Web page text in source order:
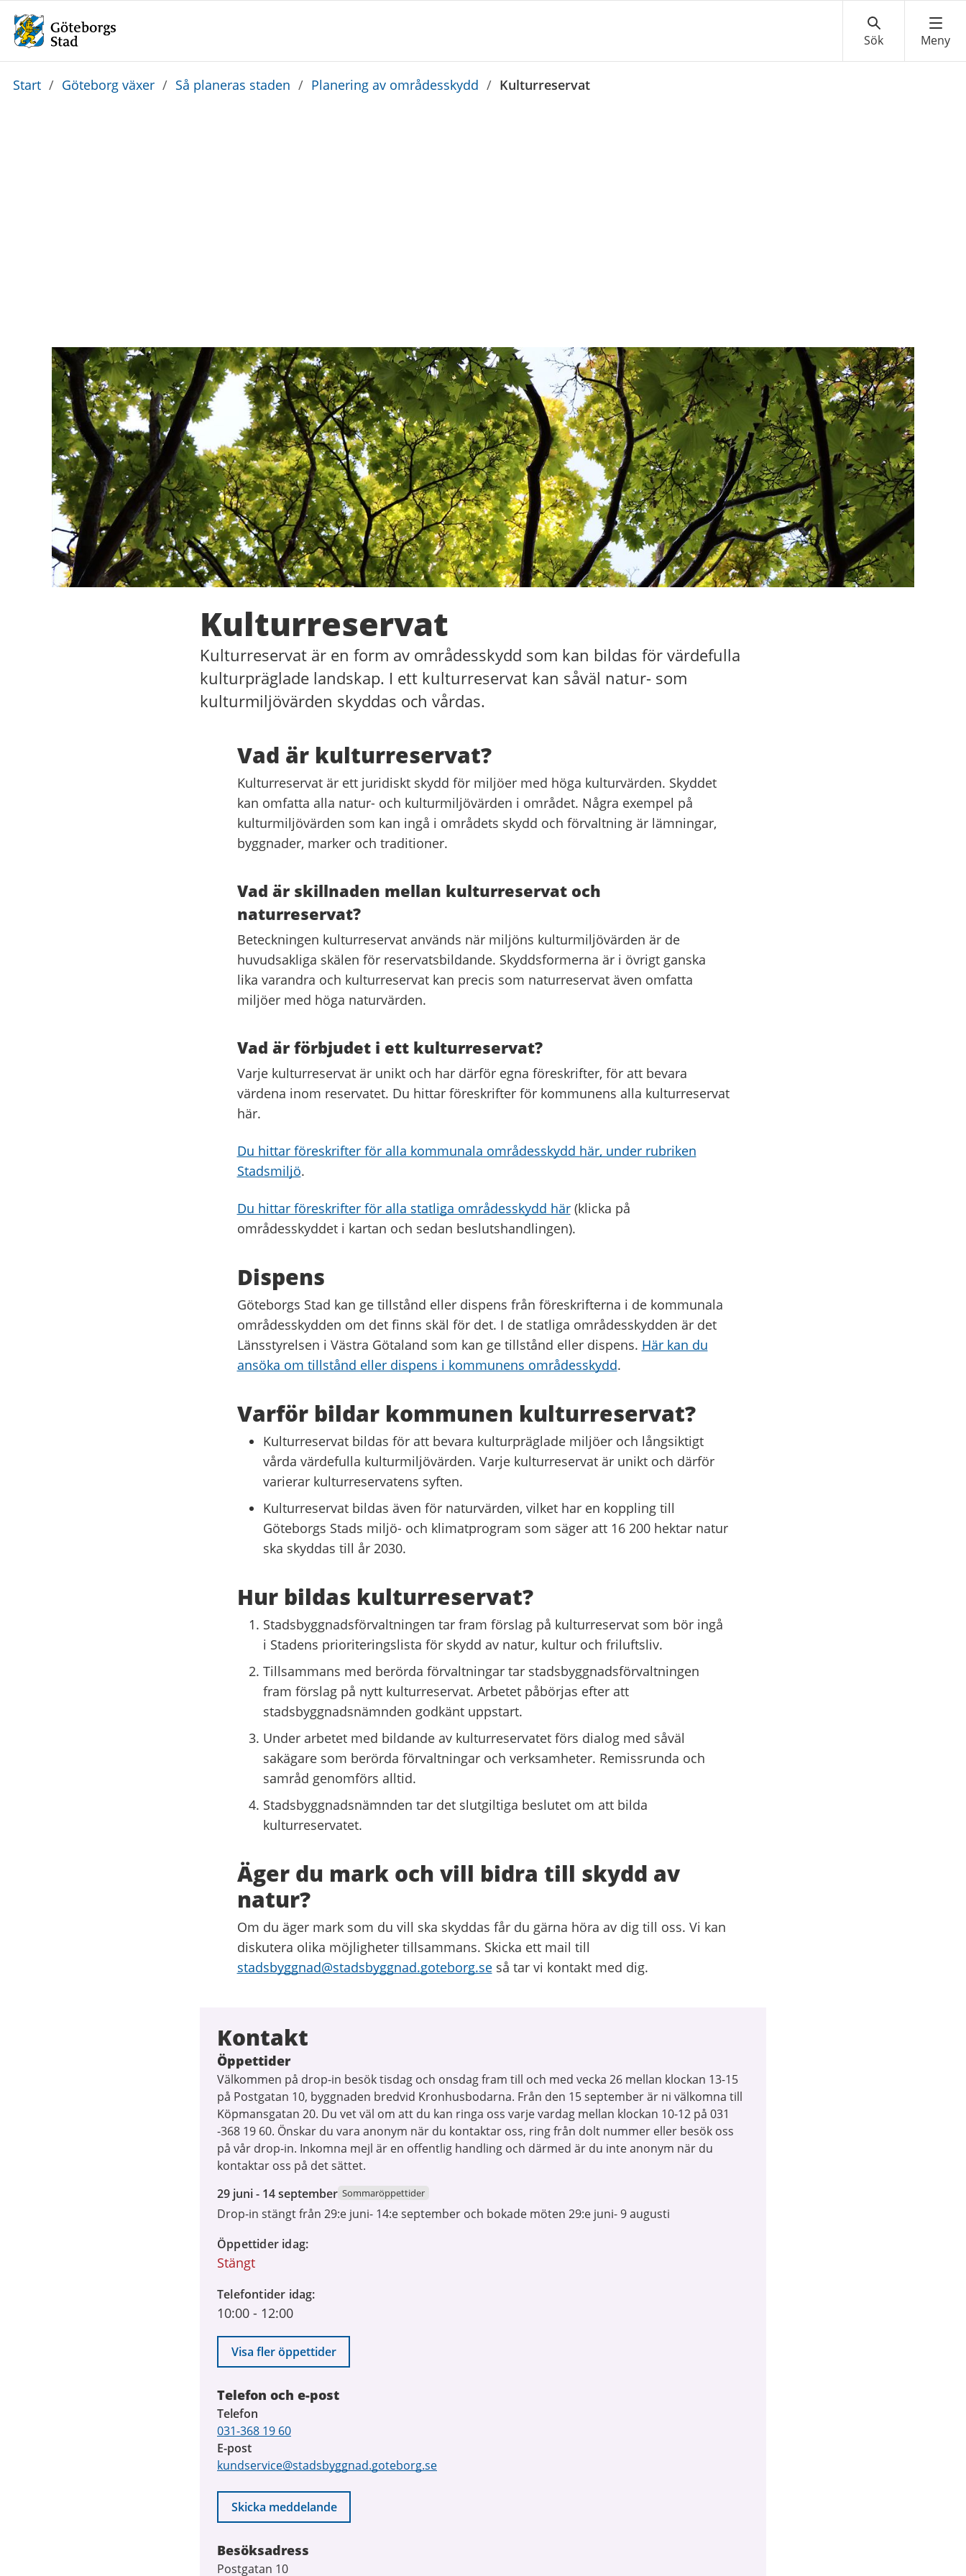
Du
Start / Göteborg växer / Så planeras staden / Planering av områdesskydd / Kulturreservat
Kulturreservat
Kulturreservat är en form av områdesskydd som kan bildas för värdefulla
kulturpräglade landskap. I ett kulturreservat kan såväl natur- som
kulturmiljövärden skyddas och vårdas.
Vad är kulturreservat?
Kulturreservat är ett juridiskt skydd för miljöer med höga kulturvärden. Skyddet
kan omfatta alla natur- och kulturmiljövärden i området. Några exempel på
kulturmiljövärden som kan ingå i områdets skydd och förvaltning är lämningar,
byggnader, marker och traditioner.
Vad är skillnaden mellan kulturreservat och
naturreservat?
Beteckningen kulturreservat används när miljöns kulturmiljövärden är de
huvudsakliga skälen för reservatsbildande. Skyddsformerna är i övrigt ganska
lika varandra och kulturreservat kan precis som naturreservat även omfatta
miljöer med höga naturvärden.
Vad är förbjudet i ett kulturreservat?
Varje kulturreservat är unikt och har därför egna föreskrifter, för att bevara
värdena inom reservatet. Du hittar föreskrifter för kommunens alla kulturreservat
här.
Du hittar föreskrifter för alla kommunala områdesskydd här, under rubriken
Stadsmiljö.
Du hittar föreskrifter för alla statliga områdesskydd här(klicka på
områdesskyddet i kartan och sedan beslutshandlingen).
Dispens
Göteborgs Stad kan ge tillstånd eller dispens från föreskrifterna i de kommunala
områdesskydden om det finns skäl för det. I de statliga områdesskydden är det
Länsstyrelsen i Västra Götaland som kan ge tillstånd eller dispens. Här kan du
ansöka om tillstånd eller dispens i kommunens områdesskydd.
Varför bildar kommunen kulturreservat?
Kulturreservat bildas för att bevara kulturpräglade miljöer och långsiktigt
vårda värdefulla kulturmiljövärden. Varje kulturreservat är unikt och därför
varierar kulturreservatens syften.
Kulturreservat bildas även för naturvärden, vilket har en koppling till
Göteborgs Stads miljö- och klimatprogram som säger att 16 200 hektar natur
ska skyddas till år 2030.
Hur bildas kulturreservat?
Stadsbyggnadsförvaltningen tar fram förslag på kulturreservat som bör ingå
i Stadens prioriteringslista för skydd av natur, kultur och friluftsliv.
Tillsammans med berörda förvaltningar tar stadsbyggnadsförvaltningen
fram förslag på nytt kulturreservat. Arbetet påbörjas efter att
stadsbyggnadsnämnden godkänt uppstart.
Under arbetet med bildande av kulturreservatet förs dialog med såväl
sakägare som berörda förvaltningar och verksamheter. Remissrunda och
samråd genomförs alltid.
Stadsbyggnadsnämnden tar det slutgiltiga beslutet om att bilda
kulturreservatet.
Äger du mark och vill bidra till skydd av
natur?
Om du äger mark som du vill ska skyddas får du gärna höra av dig till oss. Vi kan
diskutera olika möjligheter tillsammans. Skicka ett mail till
stadsbyggnad@stadsbyggnad.goteborg.seså tar vi kontakt med dig.
Kontakt
Öppettider
Välkommen på drop-in besök tisdag och onsdag fram till och med vecka 26 mellan klockan 13-15
på Postgatan 10, byggnaden bredvid Kronhusbodarna. Från den 15 september är ni välkomna till
Köpmansgatan 20. Du vet väl om att du kan ringa oss varje vardag mellan klockan 10-12 på 031
-368 19 60. Önskar du vara anonym när du kontaktar oss, ring från dolt nummer eller besök oss
på vår drop-in. Inkomna mejl är en offentlig handling och därmed är du inte anonym när du
kontaktar oss på det sättet.
29
juni
2026
till
14
2026
29 juni - 14 september Sommaröppettider
Drop-in stängt från 29:e juni- 14:e september och bokade möten 29:e juni- 9 augusti
Öppettider idag
Stängt
Telefontider idag
10:00 - 12:00
Visa fler öppettider
Telefon och e-post
Telefon
031-368 19 60
E-post
kundservice@stadsbyggnad.goteborg.se
Skicka meddelande
Besöksadress
Postgatan 10